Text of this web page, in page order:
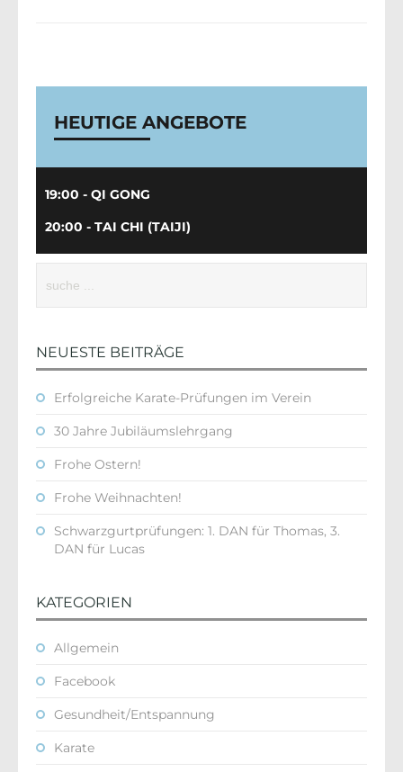
HEUTIGE ANGEBOTE
19:00 - QI GONG
20:00 - TAI CHI (TAIJI)
NEUESTE BEITRÄGE
Erfolgreiche Karate-Prüfungen im Verein
30 Jahre Jubiläumslehrgang
Frohe Ostern!
Frohe Weihnachten!
Schwarzgurtprüfungen: 1. DAN für Thomas, 3.
DAN für Lucas
KATEGORIEN
Allgemein
Facebook
Gesundheit/Entspannung
Karate